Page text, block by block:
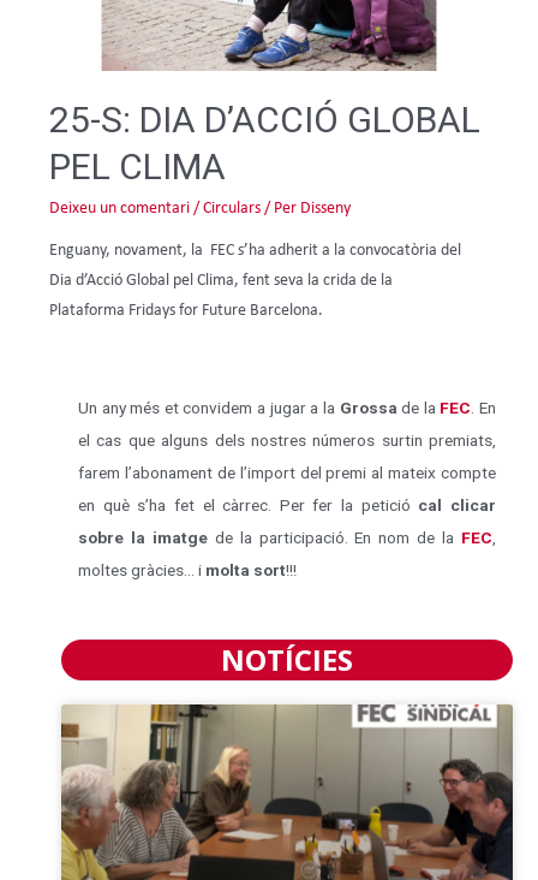
25-S: DIA D’ACCIÓ GLOBAL
PEL CLIMA
Deixeu un comentari /Circulars / Per Disseny
Enguany, novament, la FEC s’ha adherit a la convocatòria del
Dia d’Acció Global pel Clima, fent seva la crida de la
Plataforma Fridays for Future Barcelona.
Un any més et convidem a jugar a la Grossa de la FEC. En
el cas que alguns dels nostres números surtin premiats,
farem l’abonament de l’import del premi al mateix compte
en què s’ha fet el càrrec. Per fer la petició cal clicar
sobre la imatgede la participació. En nom de la FEC,
moltes gràcies… i molta sort!!!
NOTÍCIES